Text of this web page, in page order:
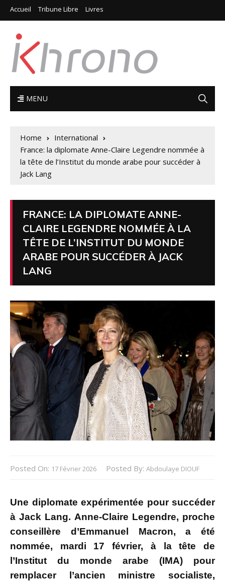
Accueil Tribune Libre Livres
MENU
Home
International
France: la diplomate Anne-Claire Legendre nommée à
la tête de l’Institut du monde arabe pour succéder à
Jack Lang
FRANCE: LA DIPLOMATE ANNE-
CLAIRE LEGENDRE NOMMÉE À LA
TÊTE DE L’INSTITUT DU MONDE
ARABE POUR SUCCÉDER À JACK
LANG
Posted On: 17 Février 2026 Posted By: Abdoulaye DIOUF
Une diplomate expérimentée pour succéder
à Jack Lang. Anne-Claire Legendre, proche
conseillère d’Emmanuel Macron, a été
nommée, mardi 17 février, à la tête de
l’Institut du monde arabe (IMA) pour
remplacer l’ancien ministre socialiste,